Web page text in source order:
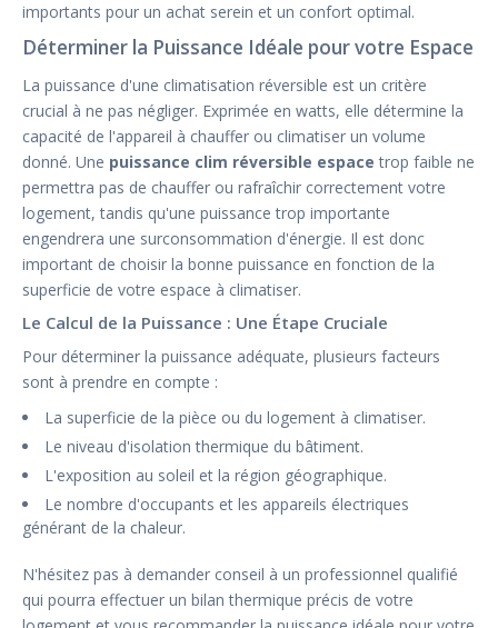
importants pour un achat serein et un confort optimal.
Déterminer la Puissance Idéale pour votre Espace
La puissance d'une climatisation réversible est un critère
crucial à ne pas négliger. Exprimée en watts, elle détermine la
capacité de l'appareil à chauffer ou climatiser un volume
donné. Une puissance clim réversible espace trop faible ne
permettra pas de chauffer ou rafraîchir correctement votre
logement, tandis qu'une puissance trop importante
engendrera une surconsommation d'énergie. Il est donc
important de choisir la bonne puissance en fonction de la
superficie de votre espace à climatiser.
Le Calcul de la Puissance : Une Étape Cruciale
Pour déterminer la puissance adéquate, plusieurs facteurs
sont à prendre en compte :
La superficie de la pièce ou du logement à climatiser.
Le niveau d'isolation thermique du bâtiment.
L'exposition au soleil et la région géographique.
Le nombre d'occupants et les appareils électriques
générant de la chaleur.
N'hésitez pas à demander conseil à un professionnel qualifié
qui pourra effectuer un bilan thermique précis de votre